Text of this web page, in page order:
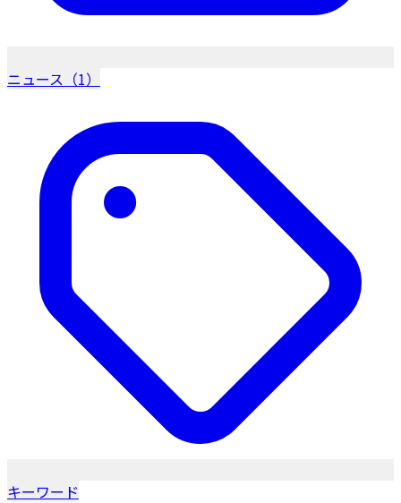
ニュース（1）
キーワード